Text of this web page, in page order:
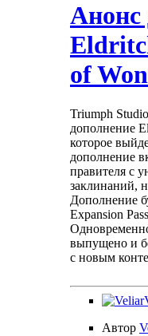
Анонс
of
Triumph
дополнение
которое
дополнение
правителя с
заклинаний,
Дополнение
Expansion
выпущено и
с новым
Автор